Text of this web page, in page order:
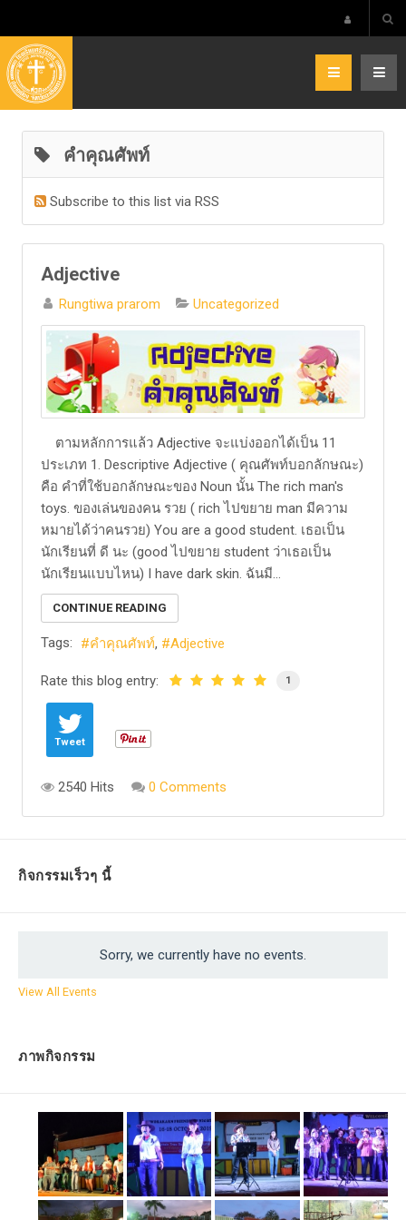
คำคุณศัพท์
Subscribe to this list via RSS
Adjective
Rungtiwa prarom Uncategorized
ตามหลักการแล้ว Adjective จะแบ่งออกได้เป็น 11
ประเภท 1. Descriptive Adjective ( คุณศัพท์บอกลักษณะ)
คือ คำที่ใช้บอกลักษณะของ Noun นั้น The rich man's
toys. ของเล่นของคน รวย ( rich ไปขยาย man มีความ
หมายได้ว่าคนรวย) You are a good student. เธอเป็น
นักเรียนที่ ดี นะ (good ไปขยาย student ว่าเธอเป็น
นักเรียนแบบไหน) I have dark skin. ฉันมี...
CONTINUE READING
Tags: คำคุณศัพท์ Adjective
Rate this blog entry: 1
Tweet
2540 Hits 0 Comments
กิจกรรมเร็วๆ นี้
Sorry, we currently have no events.
View All Events
ภาพกิจกรรม